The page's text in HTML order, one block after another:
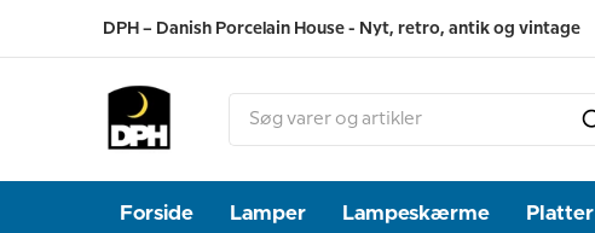
DPH – Danish Porcelain House - Nyt, retro, antik og vintage
Forside Lamper Lampeskærme Platter